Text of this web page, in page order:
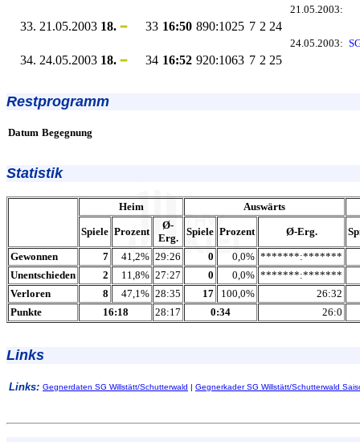
21.05.2003:
33. 21.05.2003 18. 33 16:50 890:1025 7 2 24
24.05.2003:
34. 24.05.2003 18. 34 16:52 920:1063 7 2 25
Restprogramm
Datum Begegnung
Statistik
Heim Auswärts
Spiele Prozent
Ø-
Erg.
Spiele Prozent Ø-Erg.
Gewonnen 7 41,2% 29:26 0 0,0% *******:*******
Unentschieden
2 11,8% 27:27 0 0,0% *******:*******
Verloren
8 47,1% 28:35 17 100,0%
26:32
Punkte
16:18 28:17 0:34 26:0
Links
Links: Gegnerdaten SG Willstätt/Schutterwald | Gegnerkader SG Willstätt/Schutterwald